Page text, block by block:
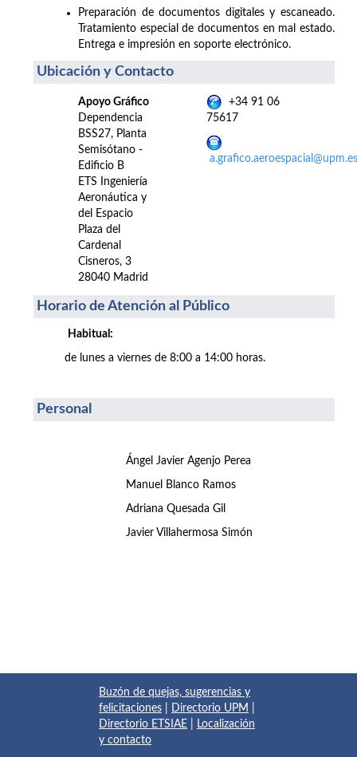
Preparación de documentos digitales y escaneado.
Tratamiento especial de documentos en mal estado.
Entrega e impresión en soporte electrónico.
Ubicación y Contacto
Apoyo Gráfico
Dependencia
BSS27, Planta
Semisótano -
Edificio B
ETS Ingeniería
Aeronáutica y
del Espacio
Plaza del
Cardenal
Cisneros, 3
28040 Madrid
+34 91 06
75617
a.grafico.aeroespacial@upm.es
Horario de Atención al Público
Habitual:
de lunes a viernes de 8:00 a 14:00 horas.
Personal
Ángel Javier Agenjo Perea
Manuel Blanco Ramos
Adriana Quesada Gil
Javier Villahermosa Simón
Buzón de quejas, sugerencias y
felicitaciones
Directorio UPM
Directorio ETSIAE
Localización
y contacto